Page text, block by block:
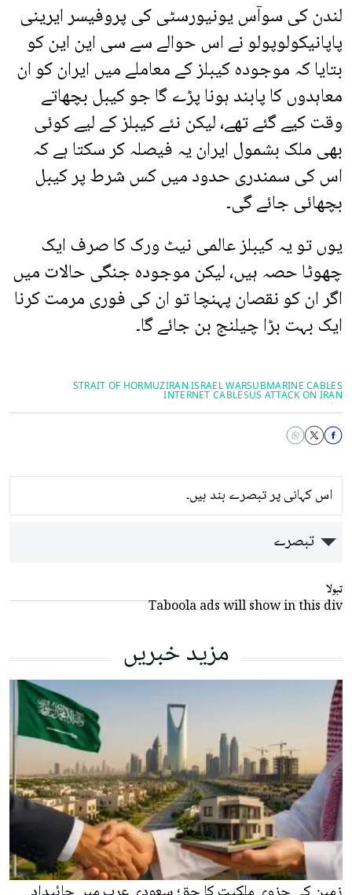
لندن کی سوآس یونیورسٹی کی پروفیسر ایرینی
پاپانیکولوپولو نے اس حوالے سے سی این این کو
بتایا کہ موجودہ کیبلز کے معاملے میں ایران کو ان
معاہدوں کا پابند ہونا پڑے گا جو کیبل بچھاتے
وقت کیے گئے تھے، لیکن نئے کیبلز کے لیے کوئی
بھی ملک بشمول ایران یہ فیصلہ کر سکتا ہے کہ
اس کی سمندری حدود میں کس شرط پر کیبل
بچھائی جائے گی۔
یوں تو یہ کیبلز عالمی نیٹ ورک کا صرف ایک
چھوٹا حصہ ہیں، لیکن موجودہ جنگی حالات میں
اگر ان کو نقصان پہنچا تو ان کی فوری مرمت کرنا
ایک بہت بڑا چیلنج بن جائے گا۔
SUBMARINE CABLES
IRAN ISRAEL WAR
STRAIT OF HORMUZ
US ATTACK ON IRAN
INTERNET CABLES
اس کہانی پر تبصرے بند ہیں۔
تبصرے
تبولا
Taboola ads will show in this div
مزید خبریں